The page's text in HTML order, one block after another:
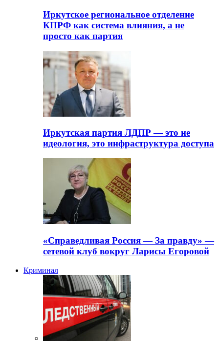
Иркутское региональное отделение
КПРФ как система влияния, а не
просто как партия
Иркутская партия ЛДПР — это не
идеология, это инфраструктура доступа
«Справедливая Россия — За правду» —
сетевой клуб вокруг Ларисы Егоровой
Криминал